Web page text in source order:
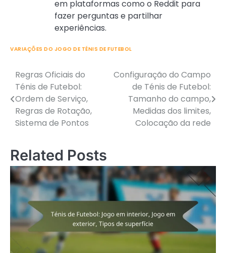
em plataformas como o Reddit para
fazer perguntas e partilhar
experiências.
VARIAÇÕES DO JOGO DE TÉNIS DE FUTEBOL
Post
navigation
Regras Oficiais do
Ténis de Futebol:
Ordem de Serviço,
Regras de Rotação,
Sistema de Pontos
Configuração do Campo
de Ténis de Futebol:
Tamanho do campo,
Medidas dos limites,
Colocação da rede
Related Posts